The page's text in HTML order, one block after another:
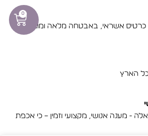
0
כרטיס אשראי, באבטחה מלאה ומוצפנת.
הארץ
- מענה אנושי, מקצועי וזמין – כי אכפת